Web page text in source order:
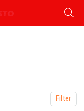
Filter